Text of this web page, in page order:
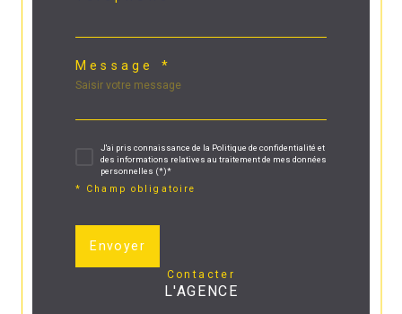
Message *
J'ai pris connaissance de la Politique de confidentialité et
des informations relatives au traitement de mes données
personnelles (*)*
* Champ obligatoire
Envoyer
contacter
L'AGENCE